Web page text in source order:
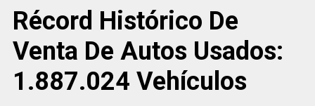
Récord Histórico De
Venta De Autos Usados:
1.887.024 Vehículos